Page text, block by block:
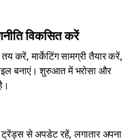
विकसित करें
करें, मार्केटिंग सामग्री तैयार करें,
बनाएं। शुरुआत में भरोसा और
ट्रेंड्स से अपडेट रहें, लगातार अपना